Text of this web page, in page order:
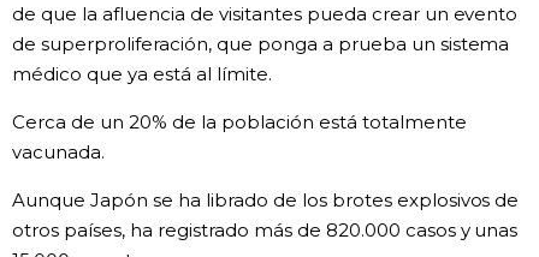
de que la afluencia de visitantes pueda crear un evento
de superproliferación, que ponga a prueba un sistema
médico que ya está al límite.
Cerca de un 20% de la población está totalmente
vacunada.
Aunque Japón se ha librado de los brotes explosivos de
otros países, ha registrado más de 820.000 casos y unas